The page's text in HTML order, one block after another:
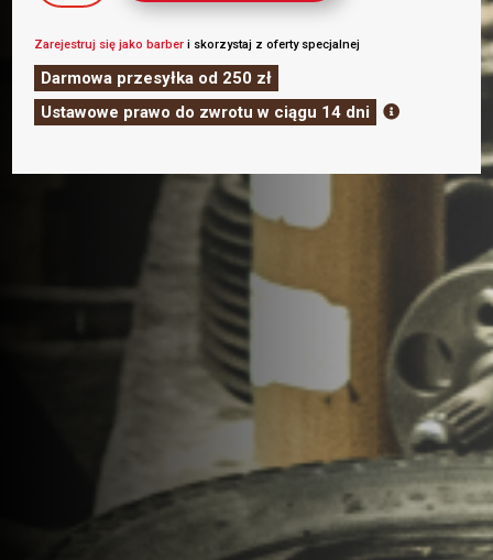
POMADA
SUPER
STRONG
Zarejestruj się jako barber i skorzystaj z oferty specjalnej
Darmowa przesyłka od 250 zł
Ustawowe prawo do zwrotu w ciągu 14 dni
